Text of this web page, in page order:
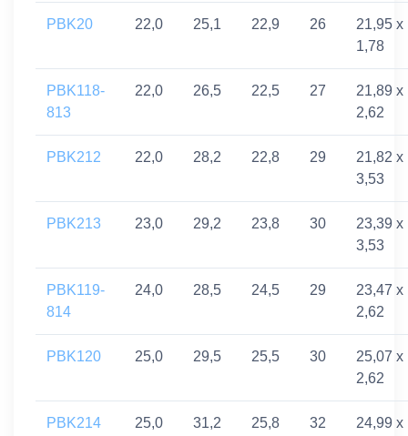
PBK20 22,0 25,1 22,9 26
21,95 x
1,78
PBK118-
813
22,0 26,5 22,5 27
21,89 x
2,62
PBK212 22,0 28,2 22,8 29
21,82 x
3,53
PBK213 23,0 29,2 23,8 30
23,39 x
3,53
PBK119-
814
24,0 28,5 24,5 29
23,47 x
2,62
PBK120 25,0 29,5 25,5 30
25,07 x
2,62
PBK214 25,0 31,2 25,8 32
24,99 x